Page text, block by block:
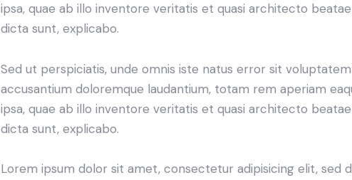
ipsa, quae ab illo inventore veritatis et quasi architecto
dicta sunt, explicabo.
Sed ut perspiciatis, unde omnis iste natus error sit voluptatem
accusantium doloremque laudantium, totam rem aperiam
ipsa, quae ab illo inventore veritatis et quasi architecto
dicta sunt, explicabo.
Lorem ipsum dolor sit amet, consectetur adipisicing elit, sed